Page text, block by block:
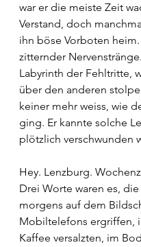
war er die meiste Zeit
Verstand, doch
ihn böse Vorboten heim.
zitternder
Labyrinth der Fehltritte,
über den anderen
keiner mehr weiss, wie
ging. Er kannte solche
plötzlich verschwunden
Hey. Lenzburg.
Drei Worte waren es,
morgens auf dem
Mobiltelefons ergriffen,
Kaffee versalzten, im